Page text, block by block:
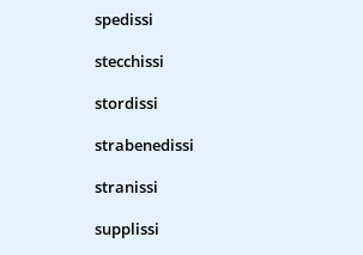
spedissi
stecchissi
stordissi
strabenedissi
stranissi
supplissi